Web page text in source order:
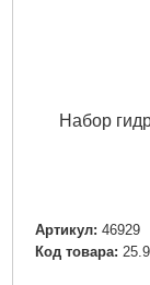
Набор
Артикул: 46929
Код товара: